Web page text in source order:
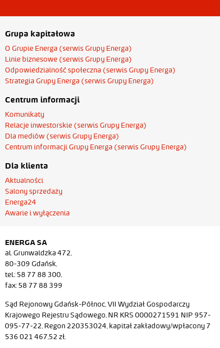
Grupa kapitałowa
O Grupie Energa (serwis Grupy Energa)
Linie biznesowe (serwis Grupy Energa)
Odpowiedzialność społeczna (serwis Grupy Energa)
Strategia Grupy Energa (serwis Grupy Energa)
Centrum informacji
Komunikaty
Relacje inwestorskie (serwis Grupy Energa)
Dla mediów (serwis Grupy Energa)
Centrum informacji Grupy Energa (serwis Grupy Energa)
Dla klienta
Aktualności
Salony sprzedaży
Energa24
Awarie i wyłączenia
ENERGA SA
al. Grunwaldzka 472,
80-309 Gdańsk,
tel.: 58 77 88 300,
fax: 58 77 88 399
Sąd Rejonowy Gdańsk-Północ, VII Wydział Gospodarczy
Krajowego Rejestru Sądowego, NR KRS 0000271591 NIP 957-
095-77-22, Regon 220353024, kapitał zakładowy/wpłacony 7
536 021 467,52 zł.